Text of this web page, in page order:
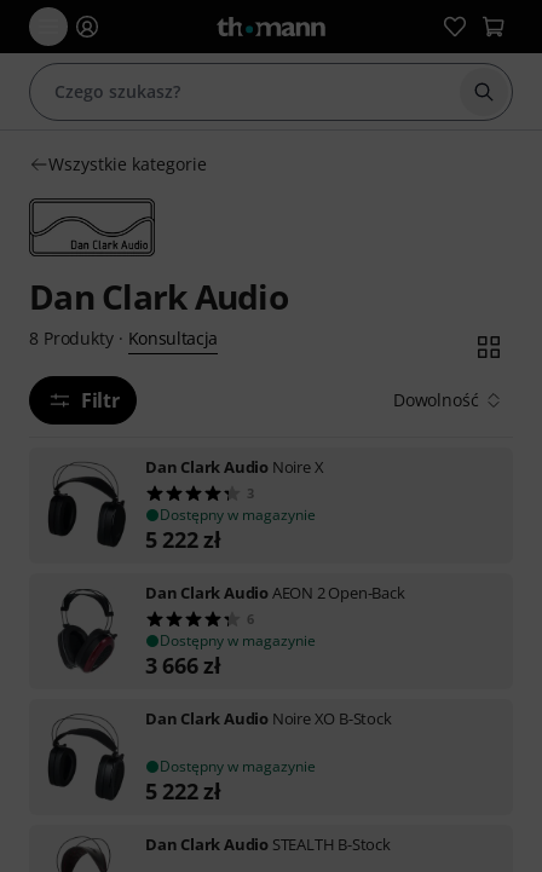
Wszystkie kategorie
Dan Clark Audio
8 Produkty· Konsultacja
Filtr Dowolność
Dan Clark Audio Noire X
3
Dostępny w magazynie
5 222zł
Dan Clark AudioAEON 2 Open-Back
6
Dostępny w magazynie
3 666zł
Dan Clark Audio Noire XO B-Stock
Dostępny w magazynie
5 222zł
Dan Clark Audio STEALTH B-Stock